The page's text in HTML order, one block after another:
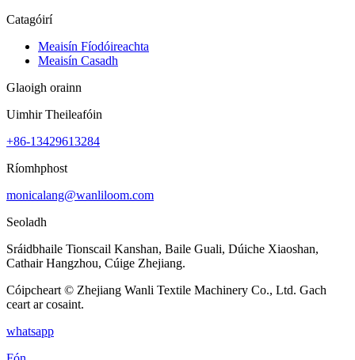
Catagóirí
Meaisín Fíodóireachta
Meaisín Casadh
Glaoigh orainn
Uimhir Theileafóin
+86-13429613284
Ríomhphost
monicalang@wanliloom.com
Seoladh
Sráidbhaile Tionscail Kanshan, Baile Guali, Dúiche Xiaoshan,
Cathair Hangzhou, Cúige Zhejiang.
Cóipcheart © Zhejiang Wanli Textile Machinery Co., Ltd. Gach
ceart ar cosaint.
whatsapp